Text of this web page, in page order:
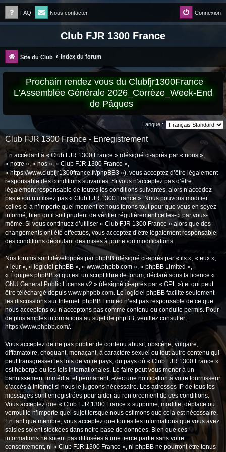
FAQ Nous contacter Connexion
Club FJR 1300 France
Site du Club Index du forum
Prochain rendez vous du Clubfjr1300France
L’Assemblée Générale 2026_Corrèze_Week-End
de Pâques
Langue :
Club FJR 1300 France - Enregistrement
En accédant à « Club FJR 1300 France » (désigné ci-après par « nous »,
« notre », « nos », « Club FJR 1300 France »,
« https://www.clubfjr1300france.fr/phpBB3 »), vous acceptez d’être légalement
responsable des conditions suivantes. Si vous n’acceptez pas d’être
légalement responsable de toutes les conditions suivantes, alors n’accédez
pas et/ou n’utilisez pas « Club FJR 1300 France ». Nous pouvons modifier
celles-ci à n’importe quel moment et nous ferons tout pour que vous en soyez
informé, bien qu’il soit prudent de vérifier régulièrement celles-ci par vous-
même. Si vous continuez d’utiliser « Club FJR 1300 France » alors que des
changements ont été effectués, vous acceptez d’être légalement responsable
des conditions découlant des mises à jour et/ou modifications.
Nos forums sont développés par phpBB (désigné ci-après par « ils », « eux »,
« leur », « logiciel phpBB », « www.phpbb.com », « phpBB Limited »,
« Équipes phpBB ») qui est un script libre de forum, déclaré sous la licence «
GNU General Public License v2 » (désigné ci-après par « GPL ») et qui peut
être téléchargé depuis www.phpbb.com. Le logiciel phpBB facilite seulement
les discussions sur Internet. phpBB Limited n’est pas responsable de ce que
nous acceptons ou n’acceptons pas comme contenu ou conduite permis. Pour
de plus amples informations au sujet de phpBB, veuillez consulter :
https://www.phpbb.com/.
Vous acceptez de ne pas publier de contenu abusif, obscène, vulgaire,
diffamatoire, choquant, menaçant, à caractère sexuel ou tout autre contenu qui
peut transgresser les lois de votre pays, du pays où « Club FJR 1300 France »
est hébergé ou les lois internationales. Le faire peut vous mener à un
bannissement immédiat et permanent, avec une notification à votre fournisseur
d’accès à Internet si nous le jugeons nécessaire. Les adresses IP de tous les
messages sont enregistrées pour aider au renforcement de ces conditions.
Vous acceptez que « Club FJR 1300 France » supprime, modifie, déplace ou
verrouille n’importe quel sujet lorsque nous estimons que cela est nécessaire.
En tant que membre, vous acceptez que toutes les informations que vous avez
saisies soient stockées dans notre base de données. Bien que ces
informations ne soient pas diffusées à une tierce partie sans votre
consentement, ni « Club FJR 1300 France », ni phpBB ne pourront être tenus